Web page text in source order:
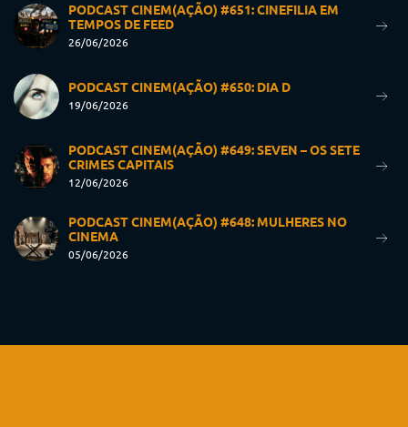
PODCAST CINEM(AÇÃO) #651: CINEFILIA EM
TEMPOS DE FEED
26/06/2026
PODCAST CINEM(AÇÃO) #650: DIA D
19/06/2026
PODCAST CINEM(AÇÃO) #649: SEVEN – OS SETE
CRIMES CAPITAIS
12/06/2026
PODCAST CINEM(AÇÃO) #648: MULHERES NO
CINEMA
05/06/2026